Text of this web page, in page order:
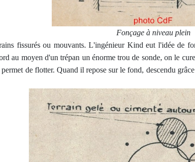
Fonçage à niveau plein
fissurés ou mouvants. L'ingénieur Kind eut l'idée de
au moyen d'un trépan un énorme trou de sonde, on le
de flotter. Quand il repose sur le fond, descendu